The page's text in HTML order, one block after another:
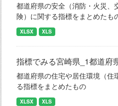
都道府県の安全（消防・火災、
険）に関する指標をまとめたも
XLSX XLS
指標でみる宮崎県_1都道府
都道府県の住宅や居住環境（住
る指標をまとめたもの
XLSX XLS